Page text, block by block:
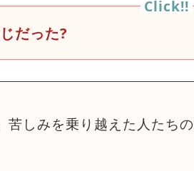
だった?
苦しみを乗り越えた人たちの